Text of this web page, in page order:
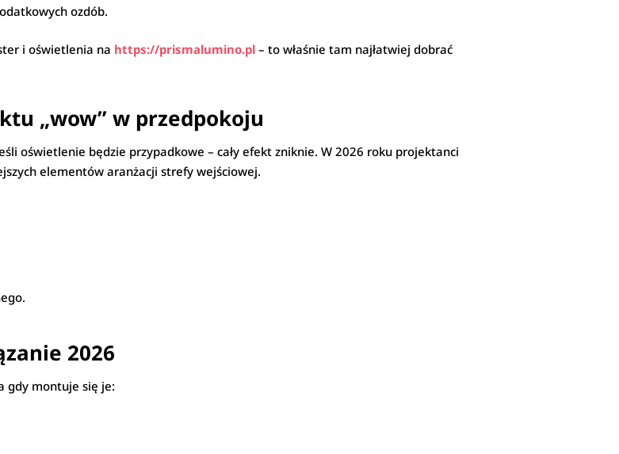
ozdób.
i oświetlenia na https://prismalumino.pl – to właśnie tam najłatwiej dobrać
„wow” w przedpokoju
oświetlenie będzie przypadkowe – cały efekt zniknie. W 2026 roku projektanci
elementów aranżacji strefy wejściowej.
2026
gdy montuje się je: